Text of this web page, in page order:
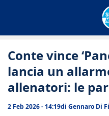
Conte vince
lancia un
allenatori: le
2 Feb 2026 - 14:19di Gennaro Di